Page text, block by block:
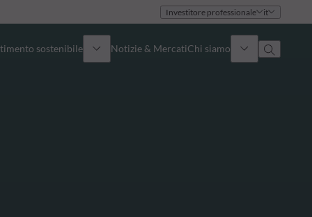
Investitore professionale it
sostenibile Notizie & MercatiChi siamo